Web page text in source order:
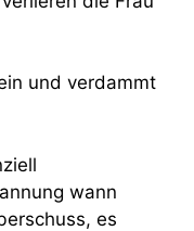
und verdammt
wann
es